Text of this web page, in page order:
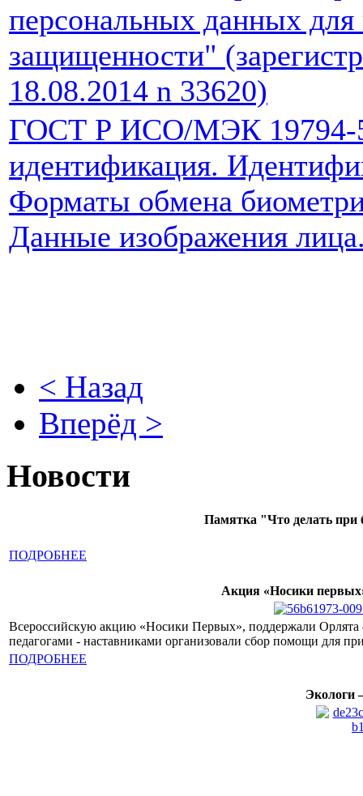
персональных данных для
защищенности"
18.08.2014 n 33620)
ГОСТ Р ИСО/МЭК 19794-
идентификация.
Форматы обмена
Данные изображения
< Назад
Вперёд >
Новости
Памятка "Что делать при
ПОДРОБНЕЕ
Акция «Носики
Всероссийскую акцию «Носики Первых», поддержали Орлята
педагогами - наставниками организовали сбор помощи для
ПОДРОБНЕЕ
Экологи